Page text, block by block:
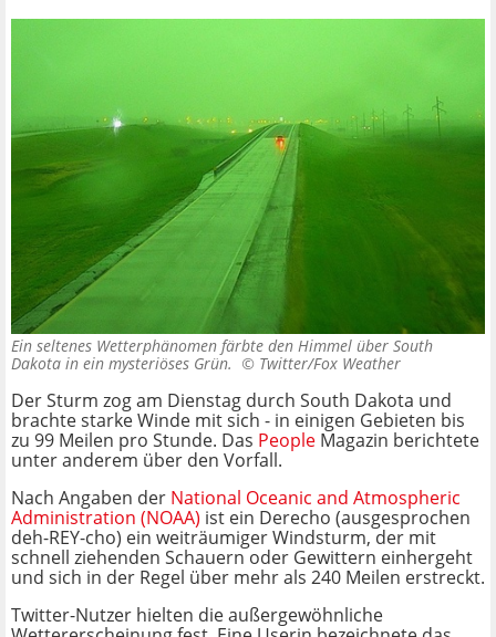
Ein seltenes Wetterphänomen färbte den Himmel über South
Dakota in ein mysteriöses Grün. © Twitter/Fox Weather
Der Sturm zog am Dienstag durch South Dakota und
brachte starke Winde mit sich - in einigen Gebieten bis
zu 99 Meilen pro Stunde. Das People Magazin berichtete
unter anderem über den Vorfall.
Nach Angaben der National Oceanic and Atmospheric
Administration (NOAA) ist ein Derecho (ausgesprochen
deh-REY-cho) ein weiträumiger Windsturm, der mit
schnell ziehenden Schauern oder Gewittern einhergeht
und sich in der Regel über mehr als 240 Meilen erstreckt.
Twitter-Nutzer hielten die außergewöhnliche